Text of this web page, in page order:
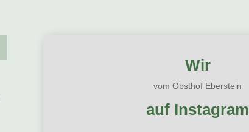
Wir
vom Obsthof Eberstein
auf Instagram